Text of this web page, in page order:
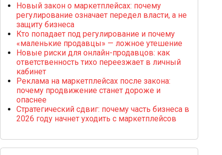
Новый закон о маркетплейсах: почему
регулирование означает передел власти, а не
защиту бизнеса
Кто попадает под регулирование и почему
«маленькие продавцы» — ложное утешение
Новые риски для онлайн-продавцов: как
ответственность тихо переезжает в личный
кабинет
Реклама на маркетплейсах после закона:
почему продвижение станет дороже и
опаснее
Стратегический сдвиг: почему часть бизнеса в
2026 году начнет уходить с маркетплейсов